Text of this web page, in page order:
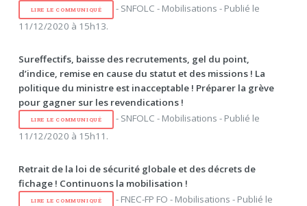
LIRE LE COMMUNIQUÉ
- SNFOLC - Mobilisations - Publié le
11/12/2020 à 15h13.
Sureffectifs, baisse des recrutements, gel du point,
d’indice, remise en cause du statut et des missions ! La
politique du ministre est inacceptable ! Préparer la grève
pour gagner sur les revendications !
LIRE LE COMMUNIQUÉ
- SNFOLC - Mobilisations - Publié le
11/12/2020 à 15h11.
Retrait de la loi de sécurité globale et des décrets de
fichage ! Continuons la mobilisation !
LIRE LE COMMUNIQUÉ
- FNEC-FP FO - Mobilisations - Publié le